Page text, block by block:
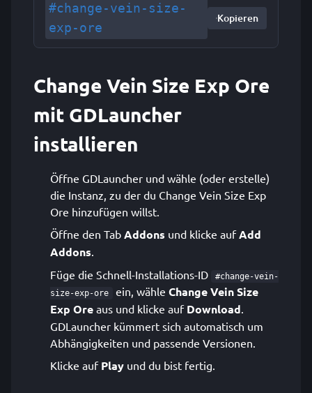
#change-vein-size-
exp-ore
Kopieren
Change Vein Size Exp Ore
mit GDLauncher
installieren
Öffne GDLauncher und wähle (oder erstelle)
die Instanz, zu der du Change Vein Size Exp
Ore hinzufügen willst.
Öffne den Tab Addons und klicke aufAdd
Addons.
Füge die Schnell-Installations-ID
#change-vein-
size-exp-ore
ein, wähle Change Vein Size
Exp Ore aus und klicke auf Download.
GDLauncher kümmert sich automatisch um
Abhängigkeiten und passende Versionen.
Klicke auf Play und du bist fertig.